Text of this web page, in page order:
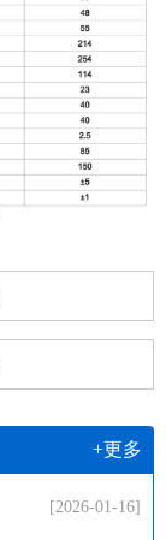
+更多
[2026-01-16]